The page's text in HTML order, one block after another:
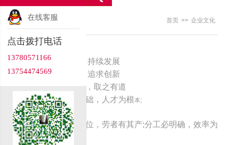
企业文化/ About us 首页 >> 企业文化
企业目标： 创造利润 持续发展
企业精神： 团结敬业 追求创新
价值观念： 君子爱才，取之有道
经营观念： 市场为基础，人才为根本;
管理理念： 能者得其位，劳者有其产;分工必明确，效率为
先
在线客服
点击拨打电话
13780571166
13754474569